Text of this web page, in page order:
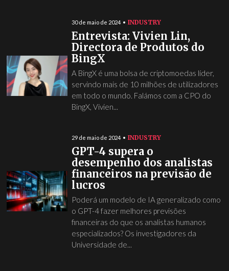
30 de maio de 2024 INDUSTRY
Entrevista: Vivien Lin,
Directora de Produtos do
BingX
A BingX é uma bolsa de criptomoedas líder,
servindo mais de 10 milhões de utilizadores
em todo o mundo. Falámos com a CPO do
BingX, Vivien...
29 de maio de 2024 INDUSTRY
GPT-4 supera o
desempenho dos analistas
financeiros na previsão de
lucros
Poderá um modelo de IA generalizado como
o GPT-4 fazer melhores previsões
financeiras do que os analistas humanos
especializados? Os investigadores da
Universidade de...